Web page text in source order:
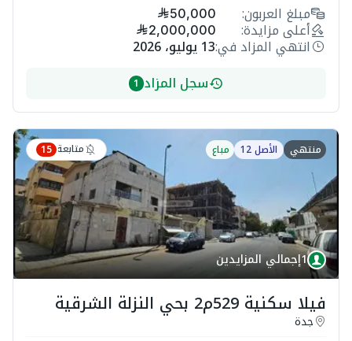
مبلغ العربون: 50,000
أعلى مزايدة: 2,000,000
انتهي المزاد في:13 يوليو، 2026
سجل المزاد 1
منتهي الأصل 12 مباع متابعة 15
1إجمالي المزايدين
فيلا سكنية 529م2 بحي النزلة الشرقية
جدة